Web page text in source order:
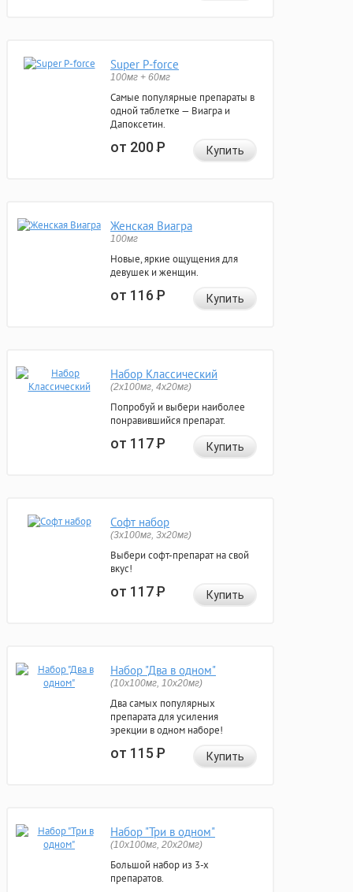
Super P-force
100мг + 60мг
Самые популярные препараты в
одной таблетке — Виагра и
Дапоксетин.
от 200Р Купить
Женская Виагра
100мг
Новые, яркие ощущения для
девушек и женщин.
от 116Р Купить
Набор Классический
(2x100мг, 4x20мг)
Попробуй и выбери наиболее
понравившийся препарат.
от 117Р Купить
Софт набор
(3x100мг, 3x20мг)
Выбери софт-препарат на свой
вкус!
от 117Р Купить
Набор "Два в одном"
(10x100мг, 10x20мг)
Два самых популярных
препарата для усиления
эрекции в одном наборе!
от 115Р Купить
Набор "Три в одном"
(10x100мг, 20x20мг)
Большой набор из 3-х
препаратов.